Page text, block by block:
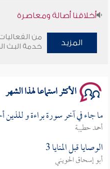
أخلاقنا أصالة ومعاصرة
وأمنهم من خوف 9
المزيد
من
خدمة البث
الأكثر استماعا لهذا الشهر
ما جاء في آخر سورة براءة و للذين
أحمد حطيبة
الوصايا قبل المنايا 3
أبو إسحاق الحويني